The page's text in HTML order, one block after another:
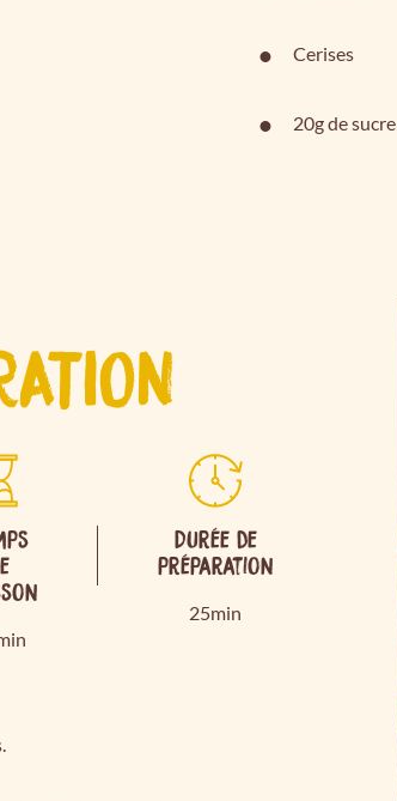
Cerises
20g de sucre
Durée de
préparation
25min